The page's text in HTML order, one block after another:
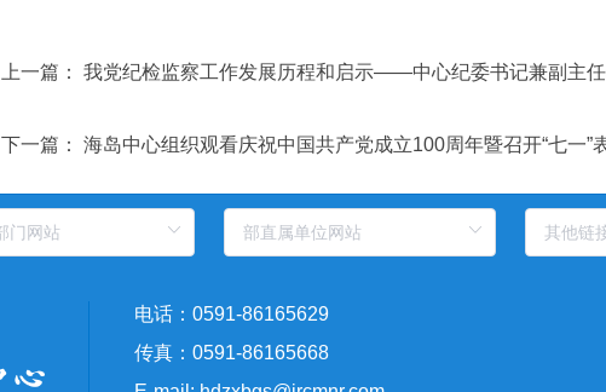
上一篇：我党纪检监察工作发展历程和启示——中心纪委书记兼副主
下一篇：海岛中心组织观看庆祝中国共产党成立100周年暨召开“七一”
电话：0591-86165629
传真：0591-86165668